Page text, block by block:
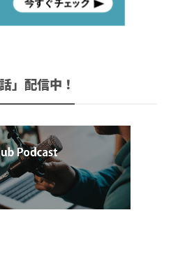
」配信中！